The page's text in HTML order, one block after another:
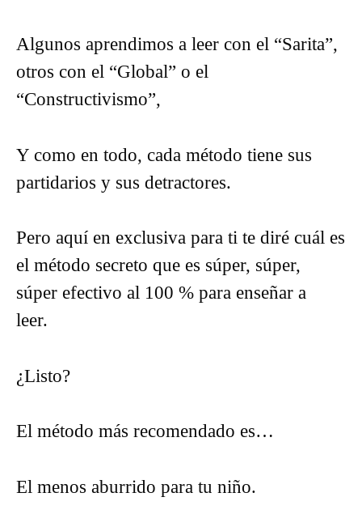
Algunos aprendimos a leer con el “Sarita”,
otros con el “Global” o el
“Constructivismo”,
Y como en todo, cada método tiene sus
partidarios y sus detractores.
Pero aquí en exclusiva para ti te diré cuál es
el método secreto que es súper, súper,
súper efectivo al 100 % para enseñar a
leer.
¿Listo?
El método más recomendado es…
El menos aburrido para tu niño.